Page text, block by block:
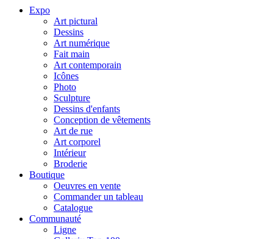
Expo
Art pictural
Dessins
Art numérique
Fait main
Art contemporain
Icônes
Photo
Sculpture
Dessins d'enfants
Conception de vêtements
Art de rue
Art corporel
Intérieur
Broderie
Boutique
Oeuvres en vente
Commander un tableau
Catalogue
Communauté
Ligne